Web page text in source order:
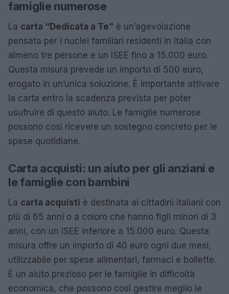
famiglie numerose
La carta “Dedicata a Te” è un’agevolazione
pensata per i nuclei familiari residenti in Italia con
almeno tre persone e un ISEE fino a 15.000 euro.
Questa misura prevede un importo di 500 euro,
erogato in un’unica soluzione. È importante attivare
la carta entro la scadenza prevista per poter
usufruire di questo aiuto. Le famiglie numerose
possono così ricevere un sostegno concreto per le
spese quotidiane.
Carta acquisti: un aiuto per gli anziani e
le famiglie con bambini
La carta acquisti è destinata ai cittadini italiani con
più di 65 anni o a coloro che hanno figli minori di 3
anni, con un ISEE inferiore a 15.000 euro. Questa
misura offre un importo di 40 euro ogni due mesi,
utilizzabile per spese alimentari, farmaci e bollette.
È un aiuto prezioso per le famiglie in difficoltà
economica, che possono così gestire meglio le